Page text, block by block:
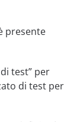
presente
test” per
di test per